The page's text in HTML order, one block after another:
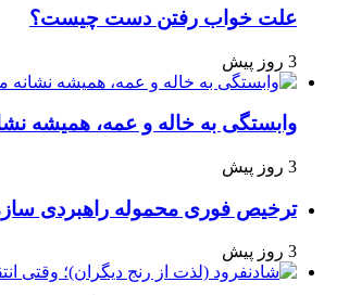
علت خواب رفتن دست چیست؟
3 روز پیش
وابستگی به خاله و عمه، همیشه
3 روز پیش
ترخیص فوری محموله راهبردی
3 روز پیش